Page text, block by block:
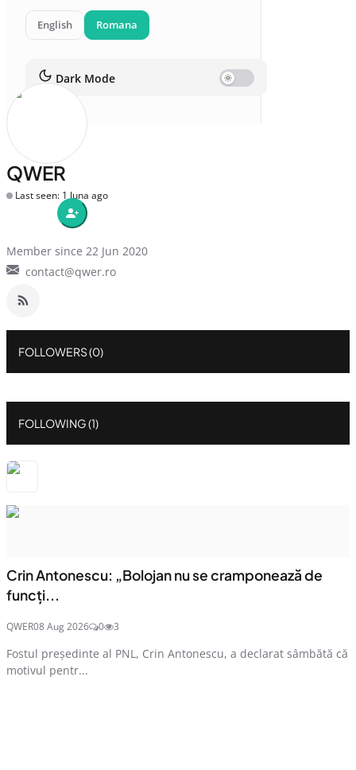
English Romana
Dark Mode
QWER
Last seen: 1 luna ago
Member since 22 Jun 2020
contact@qwer.ro
FOLLOWERS (0)
FOLLOWING (1)
Crin Antonescu: „Bolojan nu se cramponează de
funcți...
QWER08 Aug 2026 0 3
Fostul președinte al PNL, Crin Antonescu, a declarat sâmbătă că
motivul pentr...